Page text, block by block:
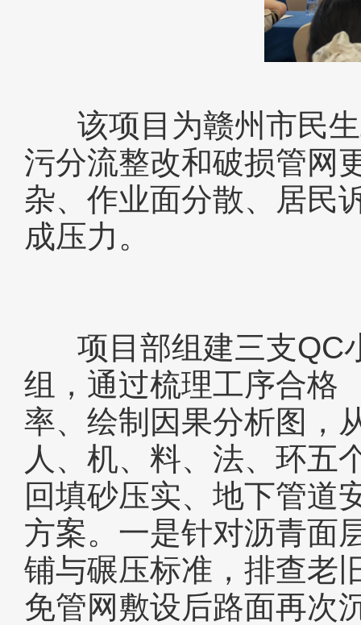
该项目为赣州市民生
污分流整改和破损管网
杂、作业面分散、居民
成压力。
项目部组建三支QC
组，通过梳理工序合格
率、绘制因果分析图，
人、机、料、法、环五
回填砂压实、地下管道
方案。一是针对沥青面
铺与碾压标准，排查老
免管网敷设后路面再次